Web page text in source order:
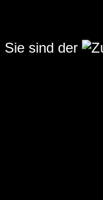
Sie sind der